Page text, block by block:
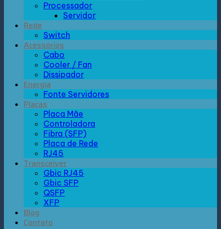
Processador
Servidor
Rede
Switch
Acessórios
Cabo
Cooler / Fan
Dissipador
Energia
Fonte Servidores
Placas
Placa Mãe
Controladora
Fibra (SFP)
Placa de Rede
RJ45
Transceiver
Gbic RJ45
Gbic SFP
QSFP
XFP
Blog
Contato